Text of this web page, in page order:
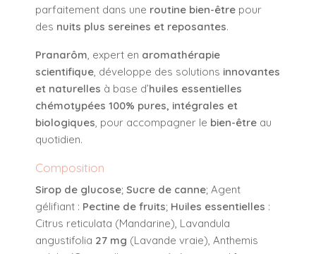
parfaitement dans une routine bien-être pour
des nuits plus sereines et reposantes.
Pranarôm, expert en aromathérapie
scientifique, développe des solutions innovantes
et naturelles à base d’huiles essentielles
chémotypées 100% pures, intégrales et
biologiques, pour accompagner le bien-être au
quotidien.
Composition
Sirop de glucose; Sucre de canne; Agent
gélifiant : Pectine de fruits; Huiles essentielles :
Citrus reticulata (Mandarine), Lavandula
angustifolia 27 mg (Lavande vraie), Anthemis